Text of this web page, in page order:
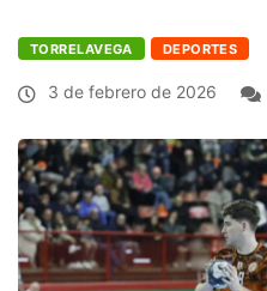
TORRELAVEGA DEPORTES
3 de febrero de 2026